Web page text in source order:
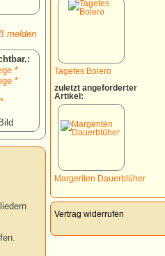
melden
:
*
*
Tagetes Bolero
zuletzt angeforderter
Artikel:
Margeriten Dauerblüher
Vertrag widerrufen